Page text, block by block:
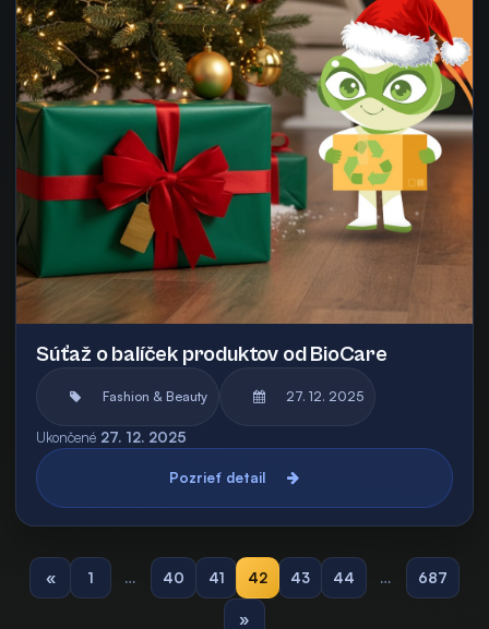
Súťaž o balíček produktov od BioCare
Fashion & Beauty 27. 12. 2025
Ukončené 27. 12. 2025
Pozrieť detail
« 1 … 40 41 42 43 44 … 687
»